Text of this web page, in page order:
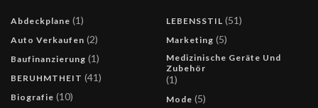
Abdeckplane (1)
Auto Verkaufen (2)
Baufinanzierung (1)
BERUHMTHEIT (41)
Biografie (10)
LEBENSSTIL (51)
Marketing (5)
Medizinische Geräte Und
Zubehör
(1)
Mode (5)